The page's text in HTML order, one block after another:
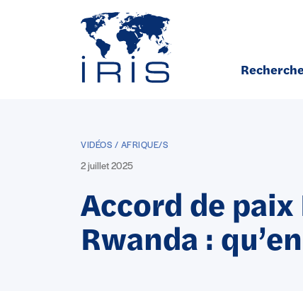
VIDÉOS / AFRIQUE/S
2 juillet 2025
Accord de paix
Rwanda :